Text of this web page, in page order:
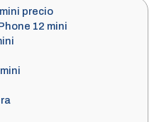
precio
12 mini